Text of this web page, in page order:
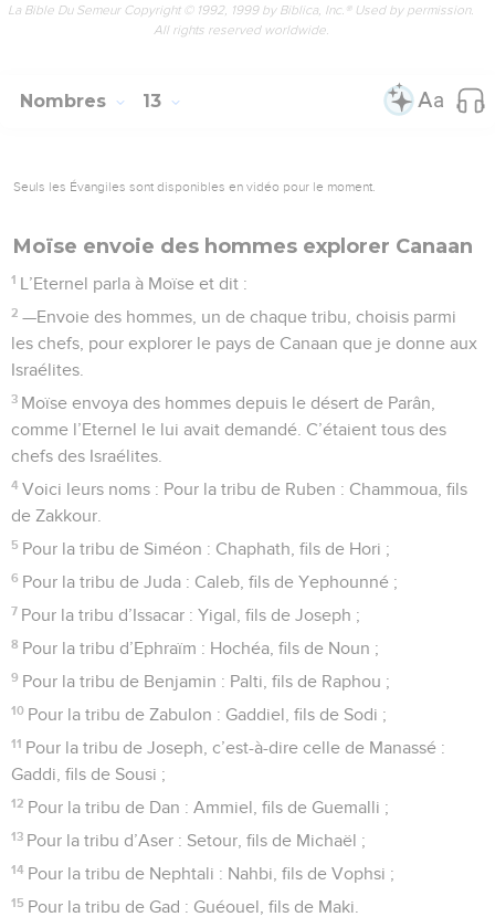
La Bible Du Semeur Copyright © 1992, 1999 by Biblica, Inc.® Used by permission.
All rights reserved worldwide.
Nombres 13
Seuls les Évangiles sont disponibles en vidéo pour le moment.
Moïse envoie des hommes explorer Canaan
1 L’Eternel parla à Moïse et dit :
2 —Envoie des hommes, un de chaque tribu, choisis parmi
les chefs, pour explorer le pays de Canaan que je donne aux
Israélites.
3 Moïse envoya des hommes depuis le désert de Parân,
comme l’Eternel le lui avait demandé. C’étaient tous des
chefs des Israélites.
4 Voici leurs noms : Pour la tribu de Ruben : Chammoua, fils
de Zakkour.
5 Pour la tribu de Siméon : Chaphath, fils de Hori ;
6 Pour la tribu de Juda : Caleb, fils de Yephounné ;
7 Pour la tribu d’Issacar : Yigal, fils de Joseph ;
8 Pour la tribu d’Ephraïm : Hochéa, fils de Noun ;
9 Pour la tribu de Benjamin : Palti, fils de Raphou ;
10 Pour la tribu de Zabulon : Gaddiel, fils de Sodi ;
11 Pour la tribu de Joseph, c’est-à-dire celle de Manassé :
Gaddi, fils de Sousi ;
12 Pour la tribu de Dan : Ammiel, fils de Guemalli ;
13 Pour la tribu d’Aser : Setour, fils de Michaël ;
14 Pour la tribu de Nephtali : Nahbi, fils de Vophsi ;
15 Pour la tribu de Gad : Guéouel, fils de Maki.